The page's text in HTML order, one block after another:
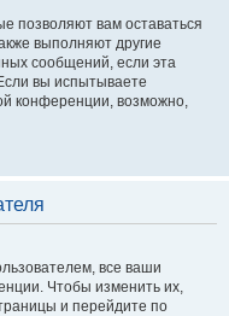
позволяют вам оставаться
выполняют другие
сообщений, если эта
вы испытываете
конференции, возможно,
все ваши
Чтобы изменить их,
и перейдите по